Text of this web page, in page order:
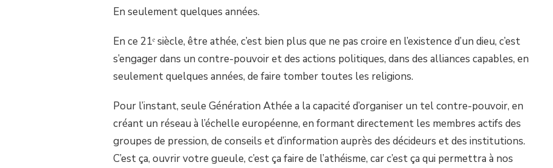
En seulement quelques années.
En ce 21ᵉ siècle, être athée, c’est bien plus que ne pas croire en l’existence d’un dieu, c’est
s’engager dans un contre-pouvoir et des actions politiques, dans des alliances capables, en
seulement quelques années, de faire tomber toutes les religions.
Pour l’instant, seule Génération Athée a la capacité d’organiser un tel contre-pouvoir, en
créant un réseau à l’échelle européenne, en formant directement les membres actifs des
groupes de pression, de conseils et d’information auprès des décideurs et des institutions.
C’est ça, ouvrir votre gueule, c’est ça faire de l’athéisme, car c’est ça qui permettra à nos